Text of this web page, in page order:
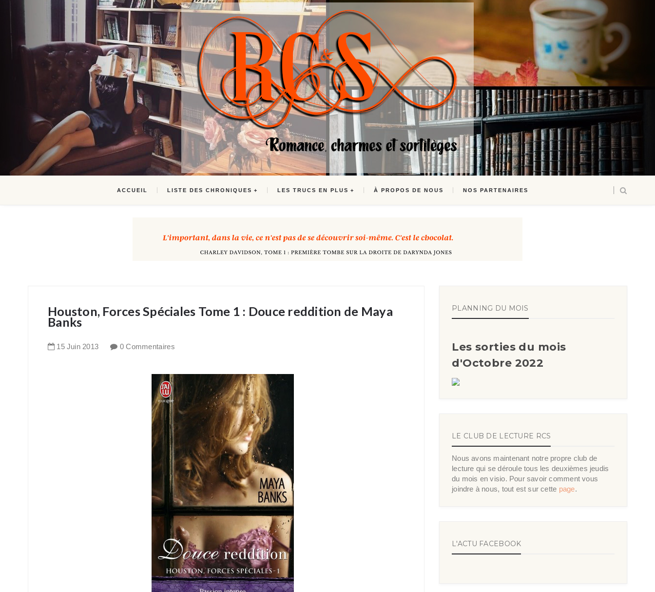
ACCUEIL LISTE DES CHRONIQUES LES TRUCS EN PLUS À PROPOS DE NOUS NOS PARTENAIRES
Houston, Forces Spéciales Tome 1 : Douce reddition de Maya
Banks
15 Juin 2013 0 Commentaires
PLANNING DU MOIS
Les sorties du mois
d'Octobre 2022
LE CLUB DE LECTURE RCS
Nous avons maintenant notre propre club de
lecture qui se déroule tous les deuxièmes jeudis
du mois en visio. Pour savoir comment vous
joindre à nous, tout est sur cette page.
L'ACTU FACEBOOK